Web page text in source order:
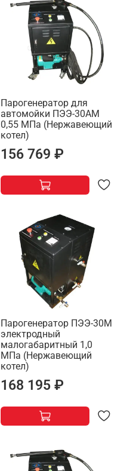
Парогенератор для
автомойки ПЭЭ-30АМ
0,55 МПа (Нержавеющий
котел)
156 769 ₽
Парогенератор ПЭЭ-30М
электродный
малогабаритный 1,0
МПа (Нержавеющий
котел)
168 195 ₽